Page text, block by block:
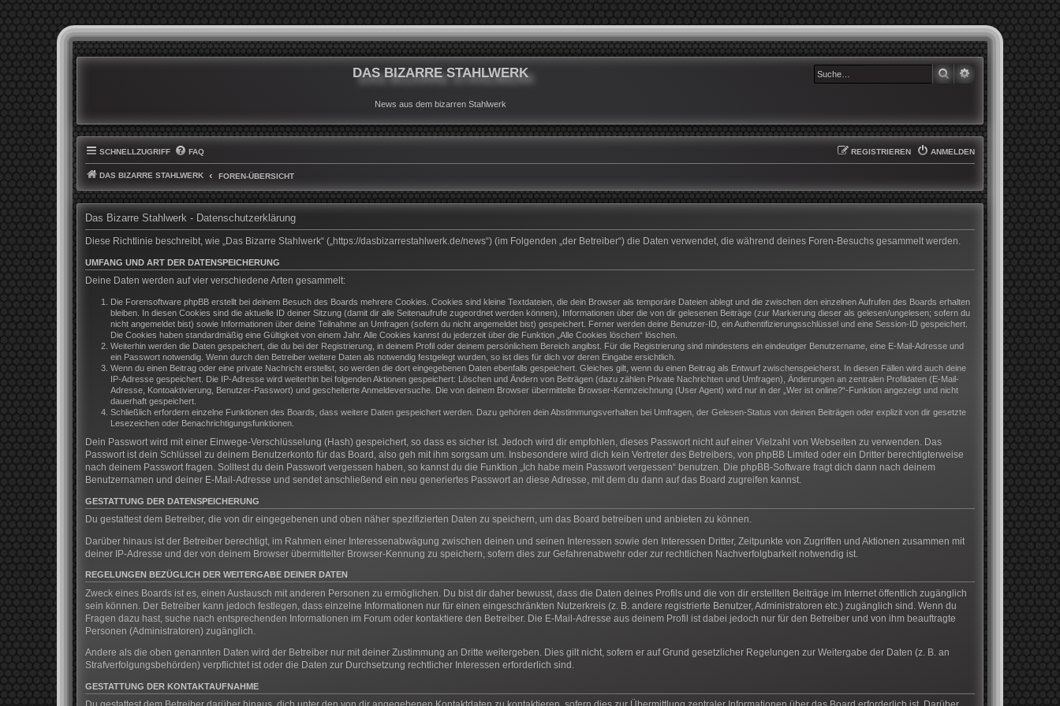
DAS BIZARRE STAHLWERK
News aus dem bizarren Stahlwerk
SUCHE
SCHNELLZUGRIFF FAQ ANMELDEN
REGISTRIEREN
DAS BIZARRE STAHLWERK FOREN-ÜBERSICHT
Das Bizarre Stahlwerk - Datenschutzerklärung
Diese Richtlinie beschreibt, wie „Das Bizarre Stahlwerk“ („https://dasbizarrestahlwerk.de/news“) (im Folgenden „der Betreiber“) die Daten verwendet, die während deines Foren-Besuchs gesammelt werden.
UMFANG UND ART DER DATENSPEICHERUNG
Deine Daten werden auf vier verschiedene Arten gesammelt:
Die Forensoftware phpBB erstellt bei deinem Besuch des Boards mehrere Cookies. Cookies sind kleine Textdateien, die dein Browser als temporäre Dateien ablegt und die zwischen den einzelnen Aufrufen des Boards erhalten
bleiben. In diesen Cookies sind die aktuelle ID deiner Sitzung (damit dir alle Seitenaufrufe zugeordnet werden können), Informationen über die von dir gelesenen Beiträge (zur Markierung dieser als gelesen/ungelesen; sofern du
nicht angemeldet bist) sowie Informationen über deine Teilnahme an Umfragen (sofern du nicht angemeldet bist) gespeichert. Ferner werden deine Benutzer-ID, ein Authentifizierungsschlüssel und eine Session-ID gespeichert.
Die Cookies haben standardmäßig eine Gültigkeit von einem Jahr. Alle Cookies kannst du jederzeit über die Funktion „Alle Cookies löschen“ löschen.
Weiterhin werden die Daten gespeichert, die du bei der Registrierung, in deinem Profil oder deinem persönlichem Bereich angibst. Für die Registrierung sind mindestens ein eindeutiger Benutzername, eine E-Mail-Adresse und
ein Passwort notwendig. Wenn durch den Betreiber weitere Daten als notwendig festgelegt wurden, so ist dies für dich vor deren Eingabe ersichtlich.
Wenn du einen Beitrag oder eine private Nachricht erstellst, so werden die dort eingegebenen Daten ebenfalls gespeichert. Gleiches gilt, wenn du einen Beitrag als Entwurf zwischenspeicherst. In diesen Fällen wird auch deine
IP-Adresse gespeichert. Die IP-Adresse wird weiterhin bei folgenden Aktionen gespeichert: Löschen und Ändern von Beiträgen (dazu zählen Private Nachrichten und Umfragen), Änderungen an zentralen Profildaten (E-Mail-
Adresse, Kontoaktivierung, Benutzer-Passwort) und gescheiterte Anmeldeversuche. Die von deinem Browser übermittelte Browser-Kennzeichnung (User Agent) wird nur in der „Wer ist online?“-Funktion angezeigt und nicht
dauerhaft gespeichert.
Schließlich erfordern einzelne Funktionen des Boards, dass weitere Daten gespeichert werden. Dazu gehören dein Abstimmungsverhalten bei Umfragen, der Gelesen-Status von deinen Beiträgen oder explizit von dir gesetzte
Lesezeichen oder Benachrichtigungsfunktionen.
Dein Passwort wird mit einer Einwege-Verschlüsselung (Hash) gespeichert, so dass es sicher ist. Jedoch wird dir empfohlen, dieses Passwort nicht auf einer Vielzahl von Webseiten zu verwenden. Das
Passwort ist dein Schlüssel zu deinem Benutzerkonto für das Board, also geh mit ihm sorgsam um. Insbesondere wird dich kein Vertreter des Betreibers, von phpBB Limited oder ein Dritter berechtigterweise
nach deinem Passwort fragen. Solltest du dein Passwort vergessen haben, so kannst du die Funktion „Ich habe mein Passwort vergessen“ benutzen. Die phpBB-Software fragt dich dann nach deinem
Benutzernamen und deiner E-Mail-Adresse und sendet anschließend ein neu generiertes Passwort an diese Adresse, mit dem du dann auf das Board zugreifen kannst.
GESTATTUNG DER DATENSPEICHERUNG
Du gestattest dem Betreiber, die von dir eingegebenen und oben näher spezifizierten Daten zu speichern, um das Board betreiben und anbieten zu können.
Darüber hinaus ist der Betreiber berechtigt, im Rahmen einer Interessenabwägung zwischen deinen und seinen Interessen sowie den Interessen Dritter, Zeitpunkte von Zugriffen und Aktionen zusammen mit
deiner IP-Adresse und der von deinem Browser übermittelter Browser-Kennung zu speichern, sofern dies zur Gefahrenabwehr oder zur rechtlichen Nachverfolgbarkeit notwendig ist.
REGELUNGEN BEZÜGLICH DER WEITERGABE DEINER DATEN
Zweck eines Boards ist es, einen Austausch mit anderen Personen zu ermöglichen. Du bist dir daher bewusst, dass die Daten deines Profils und die von dir erstellten Beiträge im Internet öffentlich zugänglich
sein können. Der Betreiber kann jedoch festlegen, dass einzelne Informationen nur für einen eingeschränkten Nutzerkreis (z. B. andere registrierte Benutzer, Administratoren etc.) zugänglich sind. Wenn du
Fragen dazu hast, suche nach entsprechenden Informationen im Forum oder kontaktiere den Betreiber. Die E-Mail-Adresse aus deinem Profil ist dabei jedoch nur für den Betreiber und von ihm beauftragte
Personen (Administratoren) zugänglich.
Andere als die oben genannten Daten wird der Betreiber nur mit deiner Zustimmung an Dritte weitergeben. Dies gilt nicht, sofern er auf Grund gesetzlicher Regelungen zur Weitergabe der Daten (z. B. an
Strafverfolgungsbehörden) verpflichtet ist oder die Daten zur Durchsetzung rechtlicher Interessen erforderlich sind.
GESTATTUNG DER KONTAKTAUFNAHME